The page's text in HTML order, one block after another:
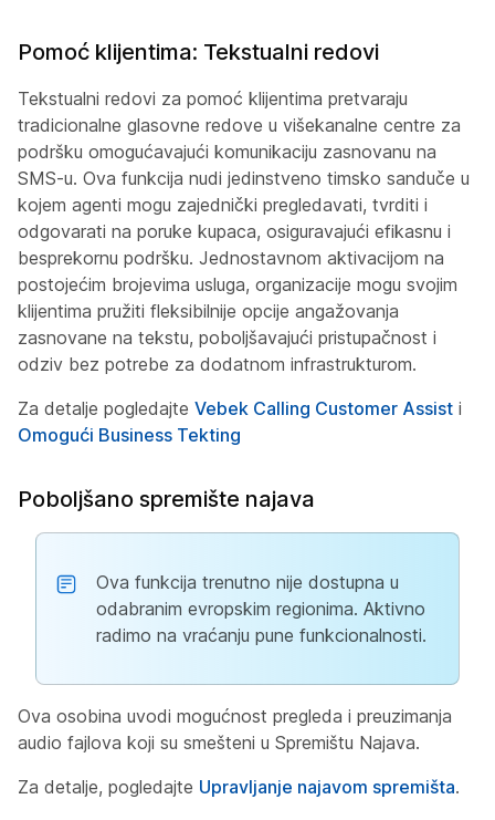
Pomoć klijentima: Tekstualni redovi
Tekstualni redovi za pomoć klijentima pretvaraju
tradicionalne glasovne redove u višekanalne centre za
podršku omogućavajući komunikaciju zasnovanu na
SMS-u. Ova funkcija nudi jedinstveno timsko sanduče u
kojem agenti mogu zajednički pregledavati, tvrditi i
odgovarati na poruke kupaca, osiguravajući efikasnu i
besprekornu podršku. Jednostavnom aktivacijom na
postojećim brojevima usluga, organizacije mogu svojim
klijentima pružiti fleksibilnije opcije angažovanja
zasnovane na tekstu, poboljšavajući pristupačnost i
odziv bez potrebe za dodatnom infrastrukturom.
Za detalje pogledajte Vebek Calling Customer Assist i
Omogući Business Tekting
Poboljšano spremište najava
Ova funkcija trenutno nije dostupna u
odabranim evropskim regionima. Aktivno
radimo na vraćanju pune funkcionalnosti.
Ova osobina uvodi mogućnost pregleda i preuzimanja
audio fajlova koji su smešteni u Spremištu Najava.
Za detalje, pogledajte Upravljanje najavom spremišta.